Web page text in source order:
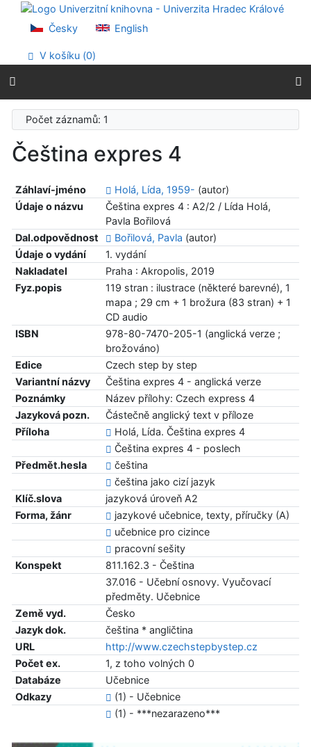
Přejít na obsah
Přejít na menu
Prohlášení o webové přístupnosti
Česky English
V košíku (0)
Počet záznamů: 1
Čeština expres 4
Záhlaví-jméno Holá, Lída, 1959- (autor)
Údaje o názvu
Čeština expres 4 : A2/2 / Lída Holá,
Pavla Bořilová
Dal.odpovědnost
Bořilová, Pavla (autor)
Údaje o vydání
1. vydání
Nakladatel
Praha : Akropolis, 2019
Fyz.popis
119 stran : ilustrace (některé barevné), 1
mapa ; 29 cm + 1 brožura (83 stran) + 1
CD audio
ISBN
978-80-7470-205-1 (anglická verze ;
brožováno)
Edice
Czech step by step
Variantní názvy
Čeština expres 4 - anglická verze
Poznámky
Název přílohy: Czech express 4
Jazyková pozn.
Částečně anglický text v příloze
Příloha
Holá, Lída. Čeština expres 4
Čeština expres 4 - poslech
Předmět.hesla
čeština
čeština jako cizí jazyk
Klíč.slova
jazyková úroveň A2
Forma, žánr
jazykové učebnice, texty, příručky (A)
učebnice pro cizince
pracovní sešity
Konspekt
811.162.3 - Čeština
37.016 - Učební osnovy. Vyučovací
předměty. Učebnice
Země vyd.
Česko
Jazyk dok.
čeština * angličtina
URL
http://www.czechstepbystep.cz
Počet ex.
1, z toho volných 0
Databáze
Učebnice
Odkazy
(1) - Učebnice
(1) - ***nezarazeno***